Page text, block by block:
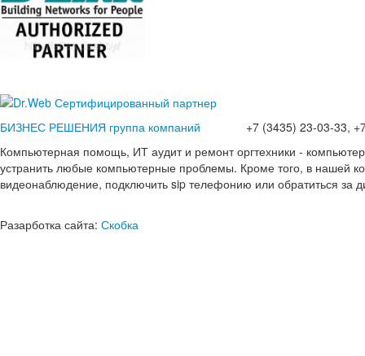
БИЗНЕС РЕШЕНИЯ группа компаний +7 (3435) 23-03-33,
Компьютерная помощь, ИТ аудит и ремонт оргтехники -
устранить любые компьютерные проблемы. Кроме того, в нашей
видеонаблюдение, подключить sip телефонию или обратиться за
Разарботка сайта: Скобка